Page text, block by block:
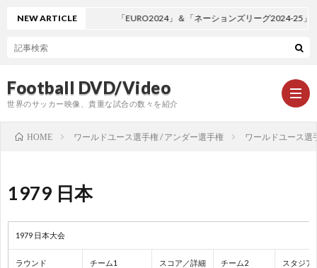
Football DVD/Video
世界のサッカー映像、貴重な試合の数々を紹介
ー
NEW ARTICLE 「EURO2024」＆「ネーションズリーグ2024-25」
HOME ワールドユース選手権 / アンダー選手権 ワールドユース選
1979 日本
1979 日本大会
ラウンド チーム1 スコア／詳細 チーム2 スタジア